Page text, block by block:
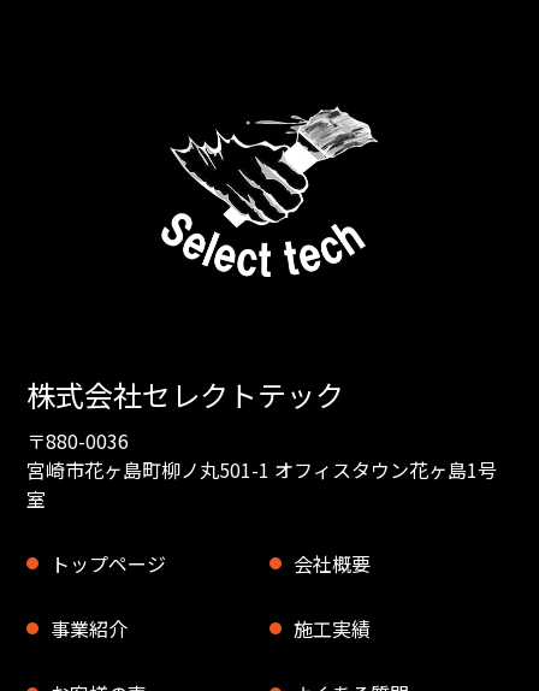
株式会社セレクトテック
〒880-0036
宮崎市花ヶ島町柳ノ丸501-1 オフィスタウン花ヶ島1号
室
トップページ 会社概要
事業紹介 施工実績